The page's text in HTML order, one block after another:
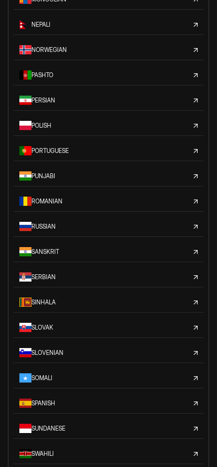
NEPALI
NORWEGIAN
PASHTO
PERSIAN
POLISH
PORTUGUESE
PUNJABI
ROMANIAN
RUSSIAN
SANSKRIT
SERBIAN
SINHALA
SLOVAK
SLOVENIAN
SOMALI
SPANISH
SUNDANESE
SWAHILI